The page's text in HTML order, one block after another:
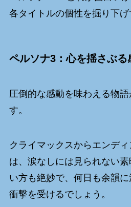
各タイトルの個性を掘り下げ
ペルソナ3：心を揺さぶる
圧倒的な感動を味わえる物
す。
クライマックスからエンデ
は、涙なしには見られない
い方も絶妙で、何日も余韻
衝撃を受けるでしょう。